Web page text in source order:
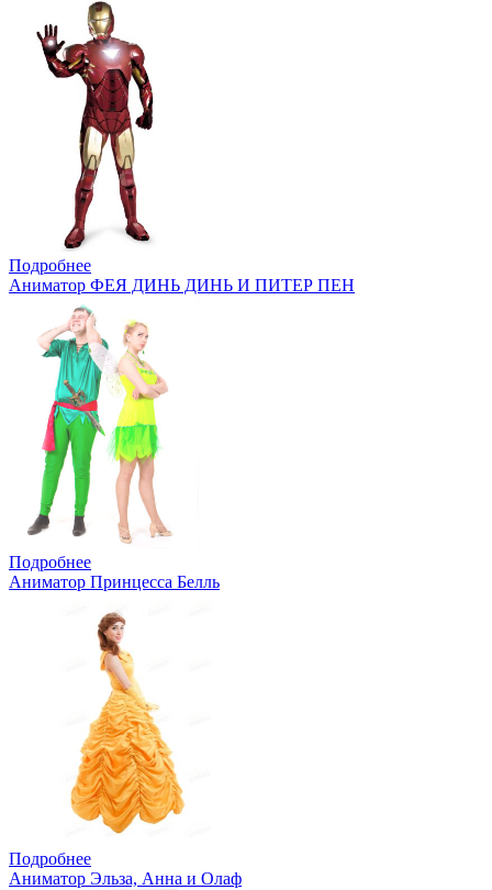
Подробнее
Аниматор ФЕЯ ДИНЬ ДИНЬ И ПИТЕР ПЕН
Подробнее
Аниматор Принцесса Белль
Подробнее
Аниматор Эльза, Анна и Олаф